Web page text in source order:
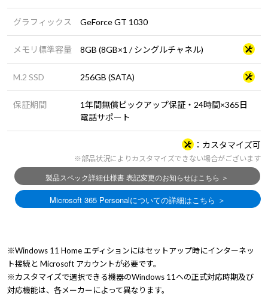
グラフィックス GeForce GT 1030
メモリ標準容量 8GB (8GB×1 / シングルチャネル)
M.2 SSD 256GB (SATA)
保証期間
1年間無償ピックアップ保証・24時間×365日
電話サポート
カスタマイズ可
※部品状況によりカスタマイズできない場合がございます
※Windows 11 Home エディションにはセットアップ時にインターネッ
ト接続と Microsoft アカウントが必要です。
※カスタマイズで選択できる機器のWindows 11への正式対応時期及び
対応機能は、各メーカーによって異なります。